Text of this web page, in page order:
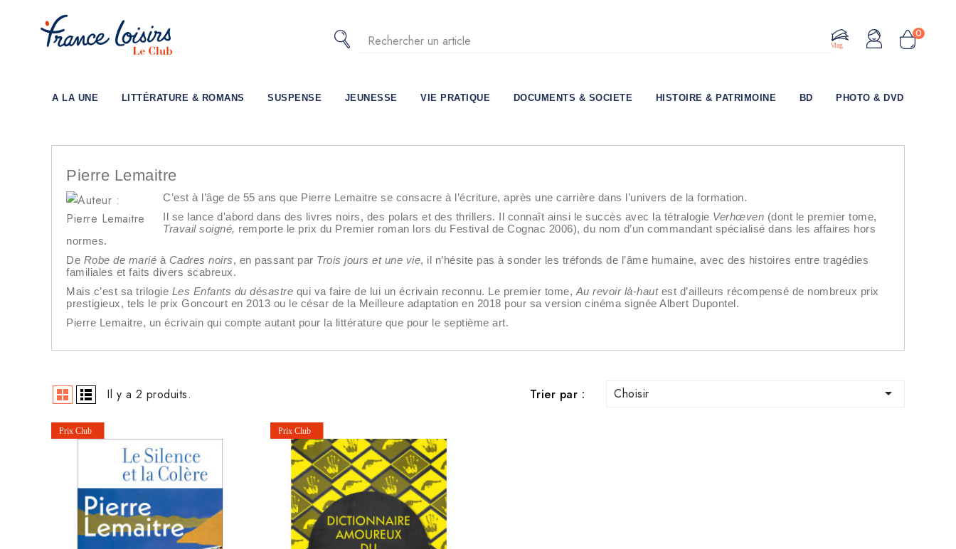
0
Le Mag
A LA UNE LITTÉRATURE & ROMANS SUSPENSE JEUNESSE VIE PRATIQUE DOCUMENTS & SOCIETE HISTOIRE & PATRIMOINE BD PHOTO & DVD
Pierre Lemaitre
C’est à l’âge de 55 ans que Pierre Lemaitre se consacre à l’écriture, après une carrière dans l’univers de la formation.
Il se lance d'abord dans des livres noirs, des polars et des thrillers. Il connaît ainsi le succès avec la tétralogie Verhœven (dont le premier tome,
Travail soigné, remporte le prix du Premier roman lors du Festival de Cognac 2006), du nom d’un commandant spécialisé dans les affaires hors
normes.
De Robe de marié à Cadres noirs, en passant par Trois jours et une vie, il n’hésite pas à sonder les tréfonds de l’âme humaine, avec des histoires entre tragédies
familiales et faits divers scabreux.
Mais c’est sa trilogie Les Enfants du désastre qui va faire de lui un écrivain reconnu. Le premier tome, Au revoir là-hautest d’ailleurs récompensé de nombreux prix
prestigieux, tels le prix Goncourt en 2013 ou le césar de la Meilleure adaptation en 2018 pour sa version cinéma signée Albert Dupontel.
Pierre Lemaitre, un écrivain qui compte autant pour la littérature que pour le septième art.
Il y a 2 produits. Trier par : Choisir 